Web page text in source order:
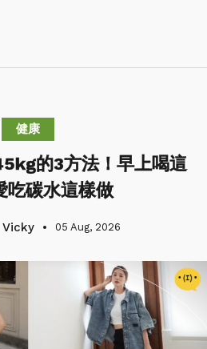
健康
的3方法！早上喝這
吃碳水這樣做
Vicky 05 Aug, 2026